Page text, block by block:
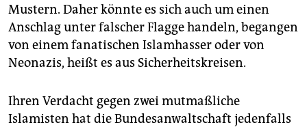
Mustern. Daher könnte es sich auch um einen
Anschlag unter falscher Flagge handeln, begangen
von einem fanatischen Islamhasser oder von
Neonazis, heißt es aus Sicherheitskreisen.
Ihren Verdacht gegen zwei mutmaßliche
Islamisten hat die Bundesanwaltschaft jedenfalls